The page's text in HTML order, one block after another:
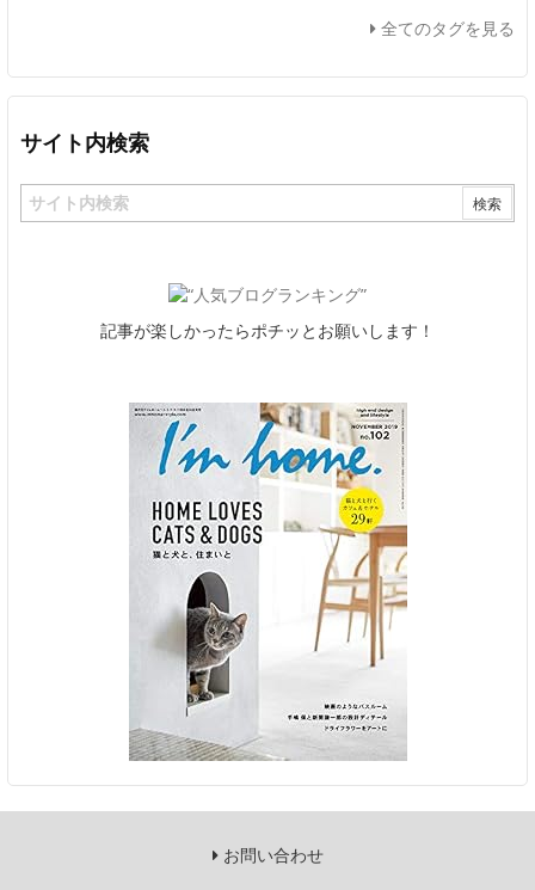
全てのタグを見る
サイト内検索
記事が楽しかったらポチッとお願いします！
お問い合わせ